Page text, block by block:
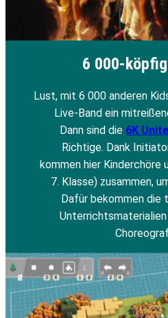
6 000-
Lust, mit 6 000 anderen
Live-Band ein
Dann sind die 6K
Richtige. Dank
kommen hier Kinderchöre
7. Klasse) zusammen,
Dafür bekommen die